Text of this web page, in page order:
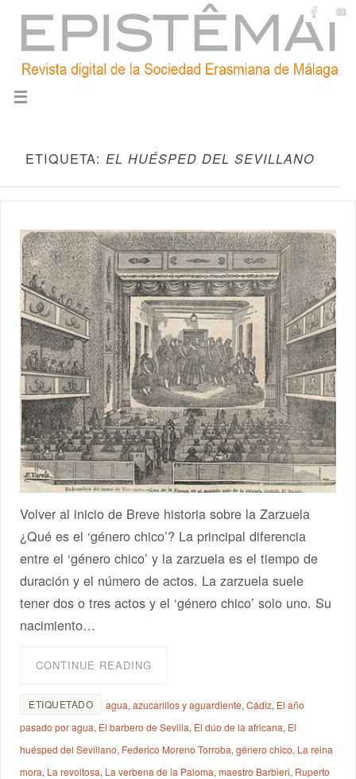
ETIQUETA: EL HUÉSPED DEL SEVILLANO
Volver al inicio de Breve historia sobre la Zarzuela
¿Qué es el ‘género chico’? La principal diferencia
entre el ‘género chico’ y la zarzuela es el tiempo de
duración y el número de actos. La zarzuela suele
tener dos o tres actos y el ‘género chico’ solo uno. Su
nacimiento…
CONTINUE READING
ETIQUETADO agua,azucarillos y aguardiente,Cádiz, El año
pasado por agua, El barbero de Sevilla, El dúo de la africana, El
huésped del Sevillano, Federico Moreno Torroba,género chico, La reina
mora, La revoltosa, La verbena de la Paloma,maestro Barbieri, Ruperto